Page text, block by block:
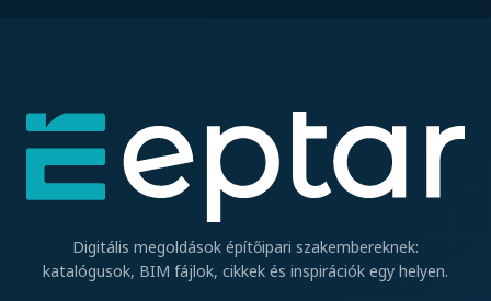
Digitális megoldások építőipari szakembereknek:
katalógusok, BIM fájlok, cikkek és inspirációk egy helyen.